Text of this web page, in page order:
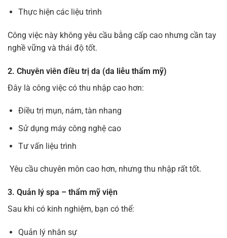
Thực hiện các liệu trình
Công việc này không yêu cầu bằng cấp cao nhưng cần tay
nghề vững và thái độ tốt.
2. Chuyên viên điều trị da (da liễu thẩm mỹ)
Đây là công việc có thu nhập cao hơn:
Điều trị mụn, nám, tàn nhang
Sử dụng máy công nghệ cao
Tư vấn liệu trình
Yêu cầu chuyên môn cao hơn, nhưng thu nhập rất tốt.
3. Quản lý spa – thẩm mỹ viện
Sau khi có kinh nghiệm, bạn có thể:
Quản lý nhân sự